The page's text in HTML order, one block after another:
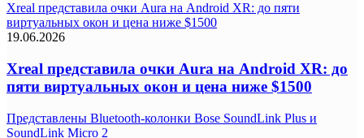
Xreal представила очки Aura на Android XR: до пяти
виртуальных окон и цена ниже $1500
19.06.2026
Xreal представила очки Aura на Android XR: до
пяти виртуальных окон и цена ниже $1500
Представлены Bluetooth-колонки Bose SoundLink Plus и
SoundLink Micro 2